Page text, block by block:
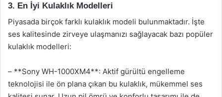
3. En İyi Kulaklık Modelleri
Piyasada birçok farklı kulaklık modeli bulunmaktadır. İşte
ses kalitesinde zirveye ulaşmanızı sağlayacak bazı popüler
kulaklık modelleri:
– **Sony WH-1000XM4**: Aktif gürültü engelleme
teknolojisi ile ön plana çıkan bu kulaklık, mükemmel ses